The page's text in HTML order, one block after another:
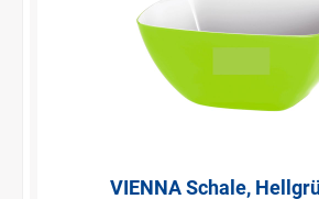
VIENNA Schale,